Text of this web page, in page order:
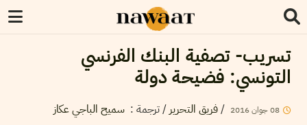
تسريب- تصفية البنك الفرنسي
التونسي: فضيحة دولة
08جوان2016
/فريق التحرير / ترجمة : سميح الباجي عكاز